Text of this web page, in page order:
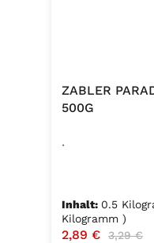
ZABLER
500G
.
Inhalt: 0.5
Kilogramm )
Verkaufspreis:
2,89 € Regulärer
3,29 €